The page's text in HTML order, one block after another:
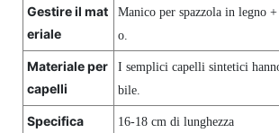
Gestire il mat
eriale
Manico per spazzola in legno
o.
Materiale per
capelli
I semplici capelli sintetici
bile.
Specifica 16-18 cm di lunghezza